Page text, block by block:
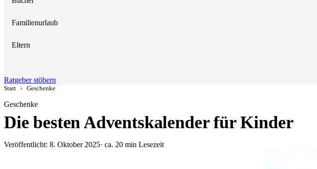
Familienurlaub
Eltern
Ratgeber stöbern
Start › Geschenke
Geschenke
Die besten Adventskalender für Kinder
Veröffentlicht: 8. Oktober 2025· ca. 20 min Lesezeit